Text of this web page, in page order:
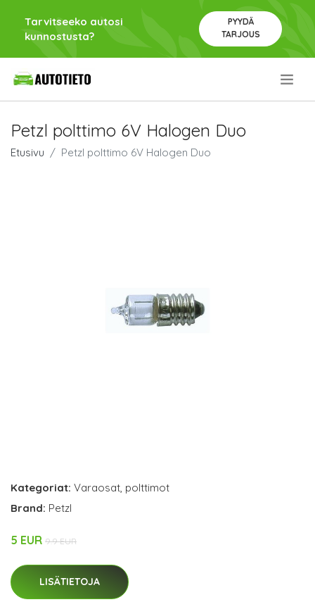
Tarvitseeko autosi
kunnostusta?
PYYDÄ
TARJOUS
Petzl polttimo 6V Halogen Duo
Etusivu Petzl polttimo 6V Halogen Duo
Kategoriat: Varaosat, polttimot
Brand: Petzl
5 EUR 9.9 EUR
LISÄTIETOJA